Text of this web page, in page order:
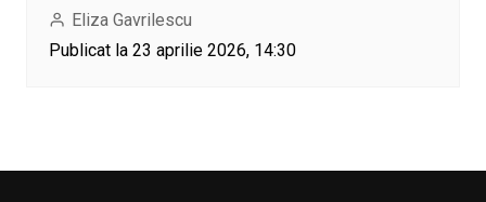
Eliza Gavrilescu
Publicat la 23 aprilie 2026, 14:30